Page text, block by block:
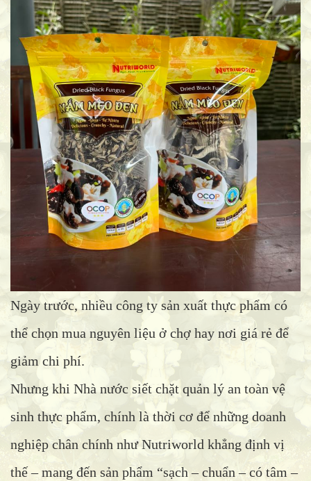
Ngày trước, nhiều công ty sản xuất thực phẩm có
thể chọn mua nguyên liệu ở chợ hay nơi giá rẻ để
giảm chi phí.
Nhưng khi Nhà nước siết chặt quản lý an toàn vệ
sinh thực phẩm, chính là thời cơ để những doanh
nghiệp chân chính như Nutriworld khẳng định vị
thế – mang đến sản phẩm “sạch – chuẩn – có tâm –